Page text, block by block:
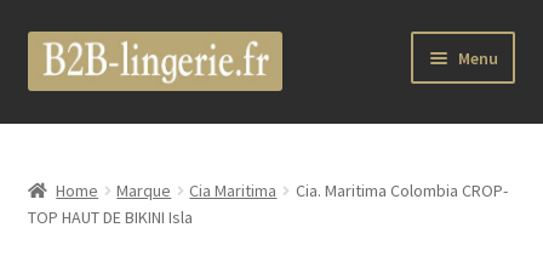
Aller
Aller
au
Menu
B2B Lingerie Site Officiel
Wholesale Registration Page
Home Marque Cia Maritima
Cia. Maritima Colombia CROP-
TOP HAUT DE BIKINI Isla